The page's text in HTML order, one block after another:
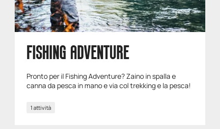
FISHING ADVENTURE
Pronto per il Fishing Adventure? Zaino in spalla e
canna da pesca in mano e via col trekking e la pesca!
1 attività